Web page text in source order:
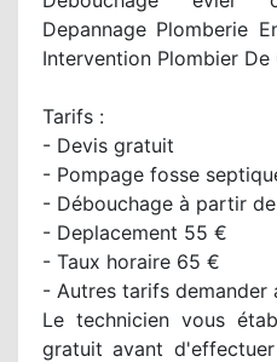
Depannage Plomberie
Intervention Plombier De
Tarifs :
- Devis gratuit
- Pompage fosse
- Débouchage à partir
- Deplacement 55 €
- Taux horaire 65 €
- Autres tarifs demander
Le technicien vous
gratuit avant